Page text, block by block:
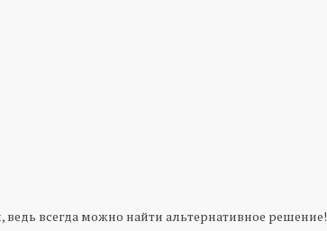
ведь всегда можно найти альтернативное решение!